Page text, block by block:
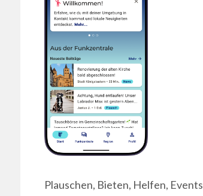
Plauschen, Bieten, Helfen, Events